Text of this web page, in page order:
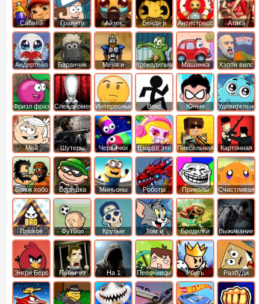
Сабвей
Серф
Гравити
Фолз
Айзек
Бенди и
Чернильная
машина
Антистресс
Атака
Титанов
Андертейл
Баранчик
Шон
Мечи и
Сандали
Крокодильчик
Свомпи
Машинка
Вилли
Хэппи вилс
Фризл фраз Слендермен Интересные Векс
Юные
титаны
вперед
Удивительный
мир
Гамбола
Мой
шумный
дом
Шутеры Червячки Взорви это
Пиксельная
война
Картонная
башка
Бомж хобо
Воришка
боб
Миньоны
Роботы
динозавры
Приколы
Счастливая
обезьянка
Плохое
мороженое
Футбол
головами
Крутые
Том и
джерри
Бродилки
Приключения
Выживание
Энгри Берс
Побег из
тюрьмы
На 1 Песочницы
Убить
короля
Разбуди
коробку